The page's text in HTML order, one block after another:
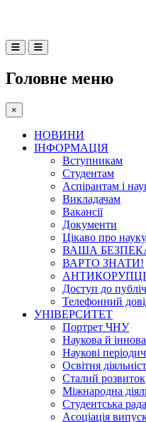
Головне меню
×
НОВИНИ
ІНФОРМАЦІЯ
Вступникам
Студентам
Аспірантам і
Викладачам
Вакансії
Документи
Цікаво про науку
ВАША
ВАРТО ЗНАТИ!
Доступ до
Телефонний
УНІВЕРСИТЕТ
Портрет ЧНУ
Наукова й
Наукові
Освітня
Сталий розвиток
Міжнародна
Студентська рада
Асоціація